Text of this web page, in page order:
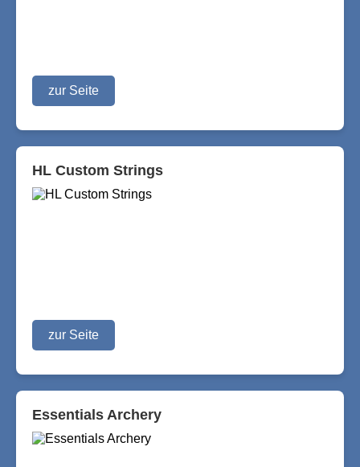
zur Seite
HL Custom Strings
zur Seite
Essentials Archery